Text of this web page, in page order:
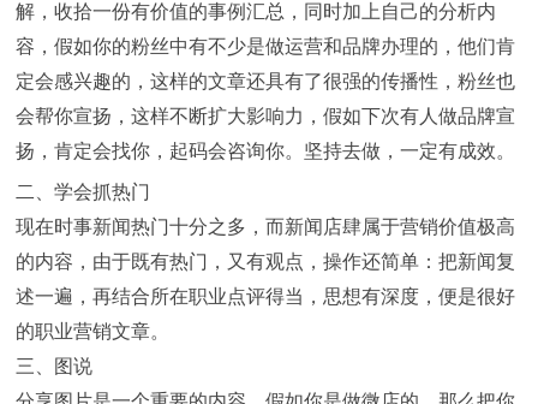
解，收拾一份有价值的事例汇总，同时加上自己的分析内
容，假如你的粉丝中有不少是做运营和品牌办理的，他们肯
定会感兴趣的，这样的文章还具有了很强的传播性，粉丝也
会帮你宣扬，这样不断扩大影响力，假如下次有人做品牌宣
扬，肯定会找你，起码会咨询你。坚持去做，一定有成效。
二、学会抓热门
现在时事新闻热门十分之多，而新闻店肆属于营销价值极高
的内容，由于既有热门，又有观点，操作还简单：把新闻复
述一遍，再结合所在职业点评得当，思想有深度，便是很好
的职业营销文章。
三、图说